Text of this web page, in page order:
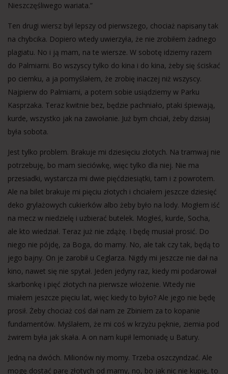
Nieszczęśliwego wariata.”
Ten drugi wiersz był lepszy od pierwszego, chociaż napisany tak
na chybcika. Dopiero wtedy uwierzyła, że nie zrobiłem żadnego
plagiatu. No i ją mam, na te wiersze. W sobotę idziemy razem
do Palmiarni. Bo wszyscy tylko do kina i do kina, żeby się ściskać
po ciemku, a ja pomyślałem, że zrobię inaczej niż wszyscy.
Najpierw do Palmiarni, a potem sobie usiądziemy w Parku
Kasprzaka. Teraz kwitnie bez, będzie pachniało, ptaki śpiewają,
kurde, wszystko jak na zawołanie. Już bym chciał, żeby dzisiaj
była sobota.
Jest tylko problem. Brakuje mi dziesięciu złotych. Na tramwaj nie
potrzebuję, bo mam sieciówkę, więc tylko dla niej. Nie ma
przesiadki, wystarcza mi dwie pięćdziesiątki, tam i z powrotem.
Ale na bilet brakuje mi pięciu złotych i chciałem jeszcze dziesięć
deko grylażowych cukierków albo żeby było na lody. Mogłem iść
na mecz w niedzielę i uzbierać butelek. Mogłeś, kurde, Socha,
ale kto wiedział. Teraz już nie zdążę. I będę musiał prosić. Do
niego nie pójdę, za Boga, do mamy. No, ale tak czy tak, będą to
jego bajny. On je zarobił u Ceglarza. Nigdy mi jeszcze nie dał na
kino, nawet się nie spytał. Jeden jedyny raz, kiedy mi podarował
skarbonkę i pięć złotych na pierwsze włożenie. Wtedy nie
miałem jeszcze pięciu lat, więc kiedy to było? Ale jego nie będę
prosił. Żeby chociaż coś dał nam ze Zbiniem za to kopanie
fundamentów. Myślałem, że mi coś w krzyżu pęknie, ziemia pod
żwirem była jak skała. A on nam kupił lemoniadę u Batury.
Jedną na dwóch. Milionów niy momy. Trzeba oszczyndzać. Ale
mogę dostać parę złotych od mamy, no, bo jak nic nie kupię, to